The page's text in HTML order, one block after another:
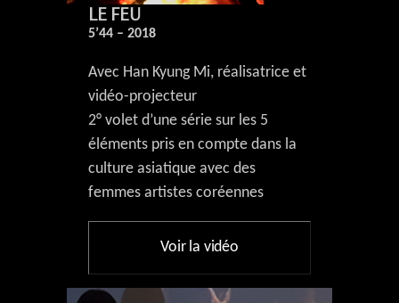
LE FEU
5’44 – 2018
Avec Han Kyung Mi, réalisatrice et
vidéo-projecteur
2° volet d’une série sur les 5
éléments pris en compte dans la
culture asiatique avec des
femmes artistes coréennes
Voir la vidéo